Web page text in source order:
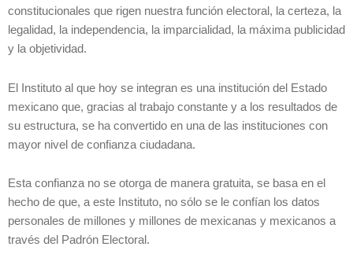
constitucionales que rigen nuestra función electoral, la certeza, la
legalidad, la independencia, la imparcialidad, la máxima publicidad
y la objetividad.
El Instituto al que hoy se integran es una institución del Estado
mexicano que, gracias al trabajo constante y a los resultados de
su estructura, se ha convertido en una de las instituciones con
mayor nivel de confianza ciudadana.
Esta confianza no se otorga de manera gratuita, se basa en el
hecho de que, a este Instituto, no sólo se le confían los datos
personales de millones y millones de mexicanas y mexicanos a
través del Padrón Electoral.